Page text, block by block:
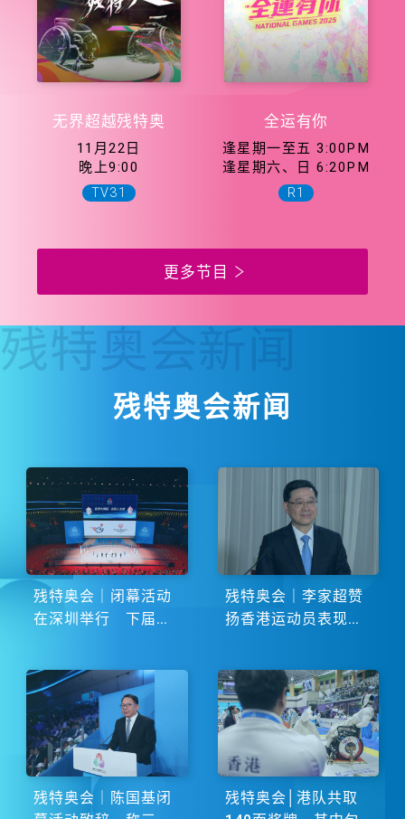
无界超越残特奥
11月22日
晚上9:00
TV31
全运有你
逢星期一至五 3:00PM
逢星期六、日 6:20PM
R1
更多节目
残特奥会新闻
残特奥会
残特奥会｜闭幕活动
在深圳举行 下届由
残特奥会｜李家超赞
扬香港运动员表现卓
残特奥会｜陈国基闭
残特奥会│港队共取